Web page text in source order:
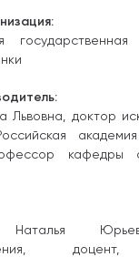
государственная
Львовна, доктор
кафедры
Наталья